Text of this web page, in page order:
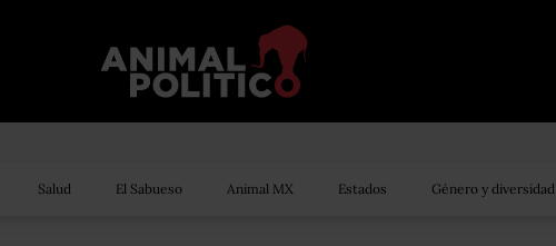
Salud El Sabueso Animal MX Estados Género y diversidad